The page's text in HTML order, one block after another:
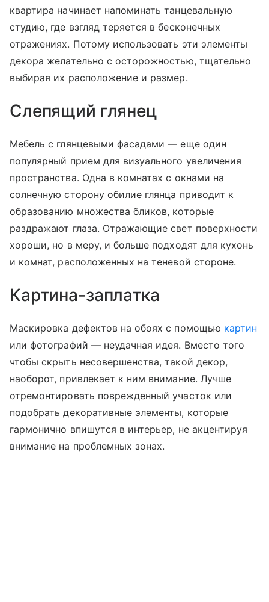
квартира начинает напоминать танцевальную
студию, где взгляд теряется в бесконечных
отражениях. Потому использовать эти элементы
декора желательно с осторожностью, тщательно
выбирая их расположение и размер.
Слепящий глянец
Мебель с глянцевыми фасадами — еще один
популярный прием для визуального увеличения
пространства. Одна в комнатах с окнами на
солнечную сторону обилие глянца приводит к
образованию множества бликов, которые
раздражают глаза. Отражающие свет поверхности
хороши, но в меру, и больше подходят для кухонь
и комнат, расположенных на теневой стороне.
Картина-заплатка
Маскировка дефектов на обоях с помощью картин
или фотографий — неудачная идея. Вместо того
чтобы скрыть несовершенства, такой декор,
наоборот, привлекает к ним внимание. Лучше
отремонтировать поврежденный участок или
подобрать декоративные элементы, которые
гармонично впишутся в интерьер, не акцентируя
внимание на проблемных зонах.